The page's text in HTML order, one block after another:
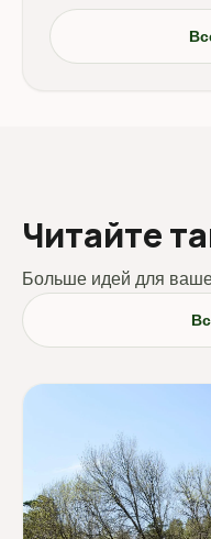
Читайте
Больше идей для